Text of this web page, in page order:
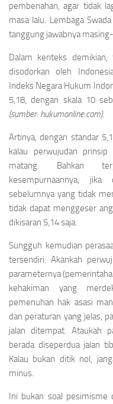
pembenahan, agar tidak
masa lalu. Lembaga
tanggung jawabnya
Dalam kenteks
disodorkan oleh
Indeks Negara Hukum
5,18, dengan skala 10
(sumber: hukumonline.com).
Artinya, dengan standar
kalau perwujudan prinsip
matang. Bahkan
kesempurnaannya, jika
sebelumnya yang tidak
tidak dapat menggeser
dikisaran 5,14 saja.
Sungguh kemudian
tersendiri. Akankah
parameternya
kehakiman yang
pemenuhan hak asasi
dan peraturan yang jelas,
jalan ditempat. Ataukah
berada diseperdua jalan
Kalau bukan ditik nol,
minus.
Ini bukan soal pesimisme